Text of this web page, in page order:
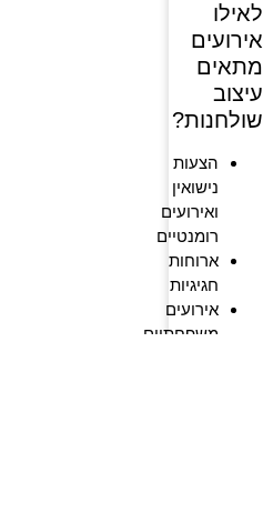
לאילו
אירועים
מתאים
עיצוב
שולחנות?
הצעות
נישואין
ואירועים
רומנטיים
ארוחות
חגיגיות
אירועים
משפחתיים